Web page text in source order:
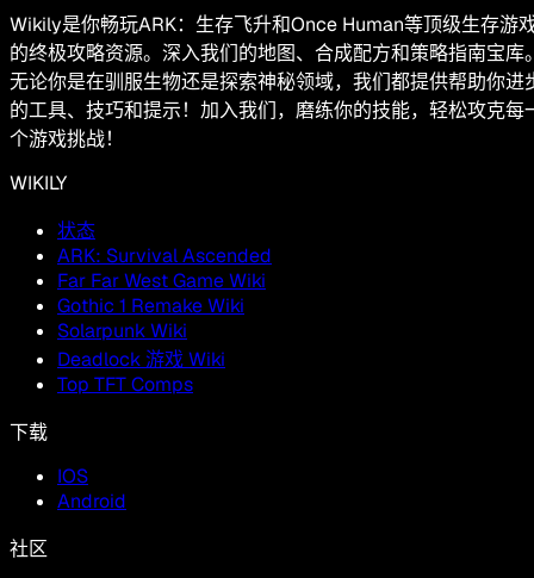
Wikily是你畅玩ARK：生存飞升和Once Human等顶级生存游
的终极攻略资源。深入我们的地图、合成配方和策略指南宝库
无论你是在驯服生物还是探索神秘领域，我们都提供帮助你进
的工具、技巧和提示！加入我们，磨练你的技能，轻松攻克每
个游戏挑战！
WIKILY
状态
ARK: Survival Ascended
Far Far West Game Wiki
Gothic 1 Remake Wiki
Solarpunk Wiki
Deadlock 游戏 Wiki
Top TFT Comps
下载
IOS
Android
社区